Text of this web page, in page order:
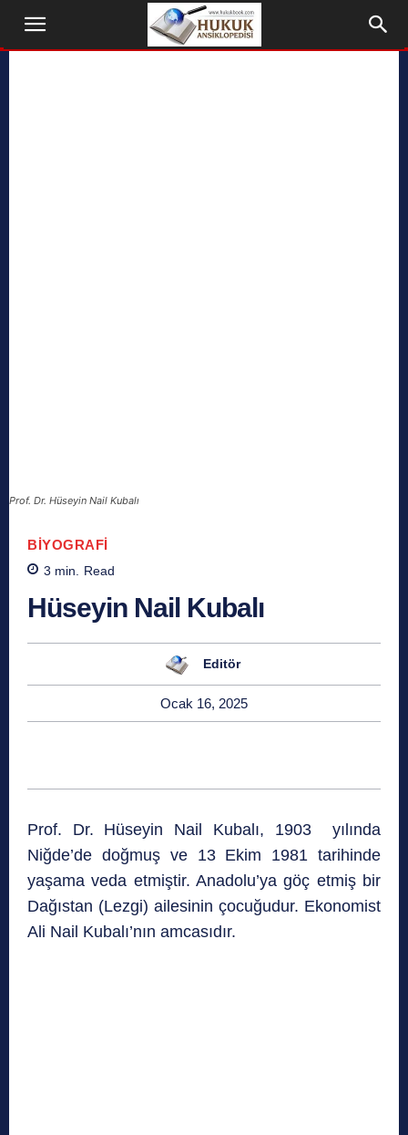
Prof. Dr. Hüseyin Nail Kubalı
BIYOGRAFI
3 min. Read
Hüseyin Nail Kubalı
Editör
Ocak 16, 2025
Prof. Dr. Hüseyin Nail Kubalı, 1903 yılında
Niğde’de doğmuş ve 13 Ekim 1981 tarihinde
yaşama veda etmiştir. Anadolu’ya göç etmiş bir
Dağıstan (Lezgi) ailesinin çocuğudur. Ekonomist
Ali Nail Kubalı’nın amcasıdır.